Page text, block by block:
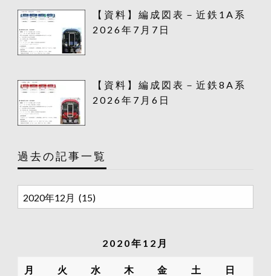
【資料】編成図表－近鉄1A系
2026年7月7日
【資料】編成図表－近鉄8A系
2026年7月6日
過去の記事一覧
去
一
2020年12月
月 火 水 木 金 土 日